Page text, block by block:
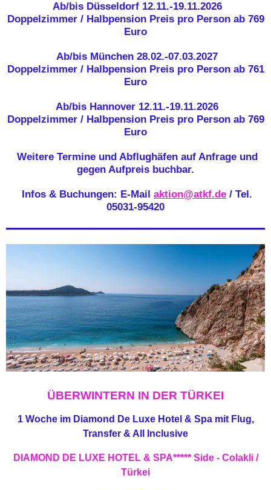
Ab/bis Düsseldorf 12.11.-19.11.2026
Doppelzimmer / Halbpension Preis pro Person ab 769
Euro
Ab/bis München 28.02.-07.03.2027
Doppelzimmer / Halbpension Preis pro Person ab 761
Euro
Ab/bis Hannover 12.11.-19.11.2026
Doppelzimmer / Halbpension Preis pro Person ab 769
Euro
Weitere Termine und Abflughäfen auf Anfrage und
gegen Aufpreis buchbar.
Infos & Buchungen: E-Mail aktion@atkf.de / Tel.
05031-95420
ÜBERWINTERN IN DER TÜRKEI
1 Woche im Diamond De Luxe Hotel & Spa mit Flug,
Transfer & All Inclusive
DIAMOND DE LUXE HOTEL & SPA***** Side - Colakli /
Türkei